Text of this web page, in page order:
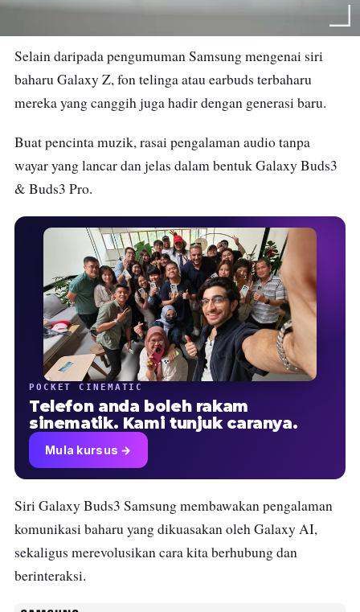
Selain daripada pengumuman Samsung mengenai siri
baharu Galaxy Z, fon telinga atau earbuds terbaharu
mereka yang canggih juga hadir dengan generasi baru.
Buat pencinta muzik, rasai pengalaman audio tanpa
wayar yang lancar dan jelas dalam bentuk Galaxy Buds3
& Buds3 Pro.
POCKET CINEMATIC
Telefon anda boleh rakam
sinematik. Kami tunjuk caranya.
Mula kursus →
Siri Galaxy Buds3 Samsung membawakan pengalaman
komunikasi baharu yang dikuasakan oleh Galaxy AI,
sekaligus merevolusikan cara kita berhubung dan
berinteraksi.